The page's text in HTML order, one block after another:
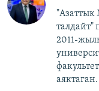
"Азаттык
талдайт"
2011-
аяктаган.